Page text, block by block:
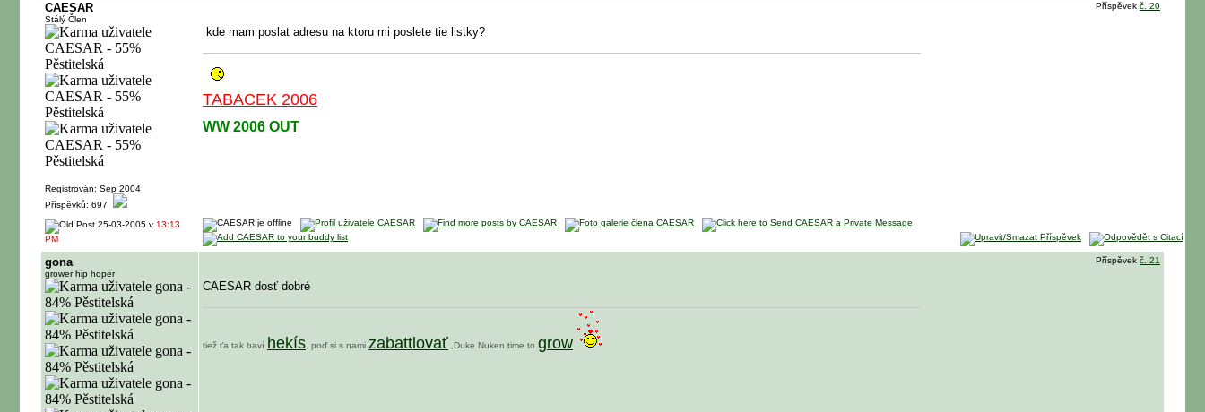
CAESAR
Stálý Člen
Registrován: Sep 2004
Příspěvků: 697
Příspěvek č. 20
kde mam poslat adresu na ktoru mi poslete tie listky?
TABACEK 2006
WW 2006 OUT
25-03-2005 v 13:13
PM
gona
grower hip hoper
Příspěvek č. 21
CAESAR dosť dobré
tiež ťa tak baví hekís , poď si s nami zabattlovať ,Duke Nuken time to grow